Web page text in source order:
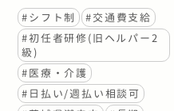
#シフト制
#交通費支給
#初任者研修(旧ヘルパー2
級)
#医療・介護
#日払い/週払い相談可